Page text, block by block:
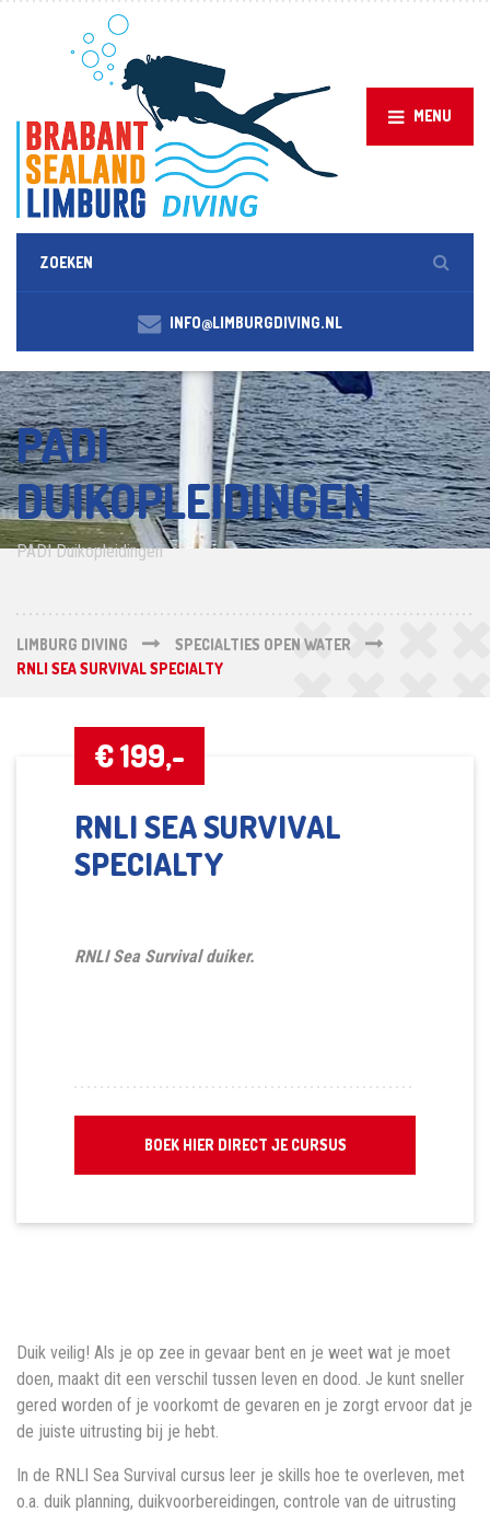
MENU
INFO@LIMBURGDIVING.NL
PADI
DUIKOPLEIDINGEN
PADI Duikopleidingen
LIMBURG DIVING
SPECIALTIES OPEN WATER
RNLI SEA SURVIVAL SPECIALTY
€ 199,-
RNLI SEA SURVIVAL
SPECIALTY
RNLI Sea Survival duiker.
BOEK HIER DIRECT JE CURSUS
Duik veilig! Als je op zee in gevaar bent en je weet wat je moet
doen, maakt dit een verschil tussen leven en dood. Je kunt sneller
gered worden of je voorkomt de gevaren en je zorgt ervoor dat je
de juiste uitrusting bij je hebt.
In de RNLI Sea Survival cursus leer je skills hoe te overleven, met
o.a. duik planning, duikvoorbereidingen, controle van de uitrusting